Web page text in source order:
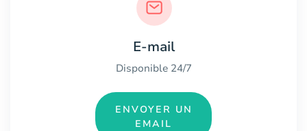
E-mail
Disponible 24/7
ENVOYER UN
EMAIL